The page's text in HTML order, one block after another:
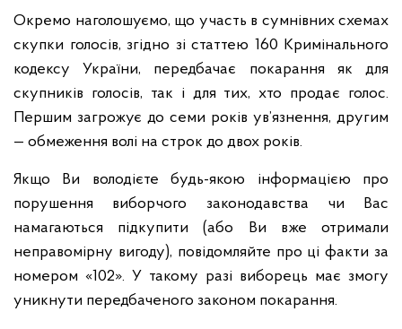
Окремо наголошуємо, що участь в сумнівних схемах
скупки голосів, згідно зі статтею 160 Кримінального
кодексу України, передбачає покарання як для
скупників голосів, так і для тих, хто продає голос.
Першим загрожує до семи років ув’язнення, другим
— обмеження волі на строк до двох років.
Якщо Ви володієте будь-якою інформацією про
порушення виборчого законодавства чи Вас
намагаються підкупити (або Ви вже отримали
неправомірну вигоду), повідомляйте про ці факти за
номером «102». У такому разі виборець має змогу
уникнути передбаченого законом покарання.